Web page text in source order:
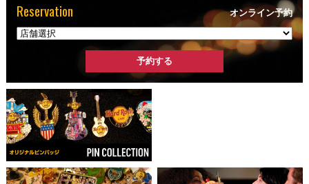
Reservation オンライン予約